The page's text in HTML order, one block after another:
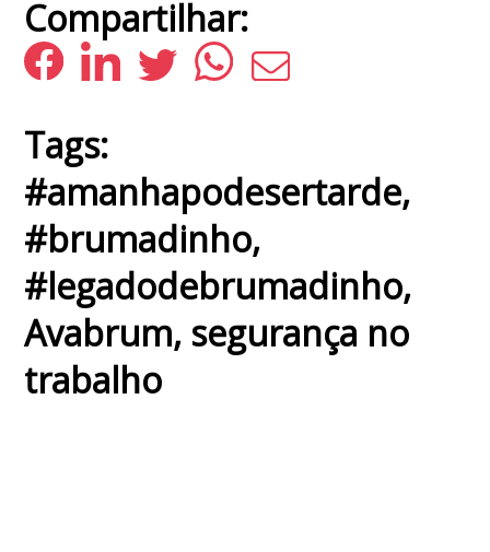
Compartilhar:
Tags:
#amanhapodesertarde,
#brumadinho,
#legadodebrumadinho,
Avabrum, segurança no
trabalho